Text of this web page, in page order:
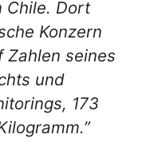
Chile. Dort
Konzern
Zahlen seines
und
173